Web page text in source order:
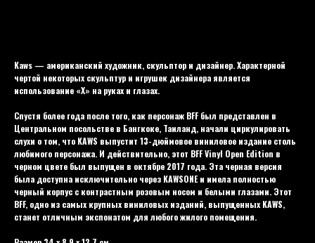
Kaws — американский художник, скульптор и дизайнер. Характерной
чертой некоторых скульптур и игрушек дизайнера является
использование «X» на руках и глазах.
Спустя более года после того, как персонаж BFF был представлен в
Центральном посольстве в Бангкоке, Таиланд, начали циркулировать
слухи о том, что KAWS выпустит 13-дюймовое виниловое издание столь
любимого персонажа. И действительно, этот BFF Vinyl Open Edition в
черном цвете был выпущен в октябре 2017 года. Эта черная версия
была доступна исключительно через KAWSONE и имела полностью
черный корпус с контрастным розовым носом и белыми глазами. Этот
BFF, одно из самых крупных виниловых изданий, выпущенных KAWS,
станет отличным экспонатом для любого жилого помещения.